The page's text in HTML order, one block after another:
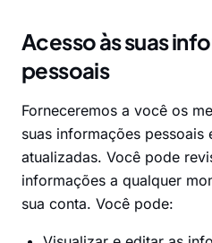
Acesso às suas
pessoais
Forneceremos a você os
suas informações pessoais
atualizadas. Você pode
informações a qualquer
sua conta. Você pode: